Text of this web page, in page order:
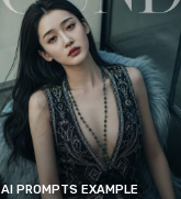
AI PROMPTS EXAMPLE